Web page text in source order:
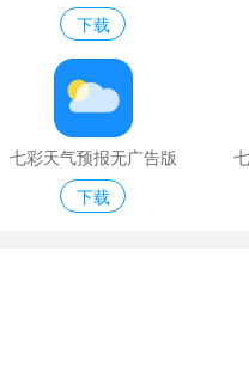
下载
七彩天气预报无广告版
下载